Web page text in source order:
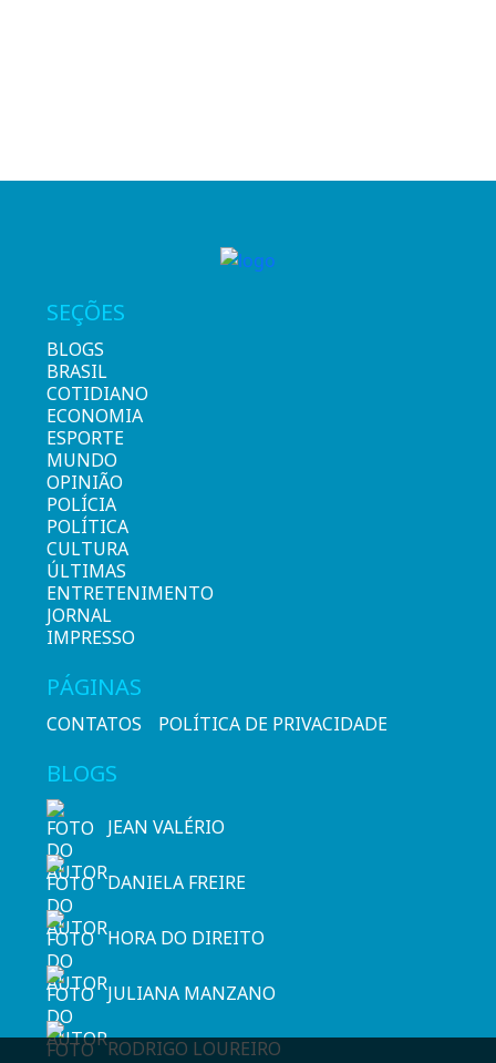
SEÇÕES
BLOGS
BRASIL
COTIDIANO
ECONOMIA
ESPORTE
MUNDO
OPINIÃO
POLÍCIA
POLÍTICA
CULTURA
ÚLTIMAS
ENTRETENIMENTO
JORNAL
IMPRESSO
PÁGINAS
CONTATOS POLÍTICA DE PRIVACIDADE
BLOGS
JEAN VALÉRIO
DANIELA FREIRE
HORA DO DIREITO
JULIANA MANZANO
RODRIGO LOUREIRO